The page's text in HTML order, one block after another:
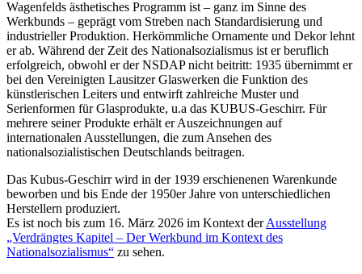
Wagenfelds ästhetisches Programm ist – ganz im Sinne des
Werkbunds – geprägt vom Streben nach Standardisierung und
industrieller Produktion. Herkömmliche Ornamente und Dekor lehnt
er ab. Während der Zeit des Nationalsozialismus ist er beruflich
erfolgreich, obwohl er der NSDAP nicht beitritt: 1935 übernimmt er
bei den Vereinigten Lausitzer Glaswerken die Funktion des
künstlerischen Leiters und entwirft zahlreiche Muster und
Serienformen für Glasprodukte, u.a das KUBUS-Geschirr. Für
mehrere seiner Produkte erhält er Auszeichnungen auf
internationalen Ausstellungen, die zum Ansehen des
nationalsozialistischen Deutschlands beitragen.
Das Kubus-Geschirr wird in der 1939 erschienenen Warenkunde
beworben und bis Ende der 1950er Jahre von unterschiedlichen
Herstellern produziert.
Es ist noch bis zum 16. März 2026 im Kontext derAusstellung
„Verdrängtes Kapitel – Der Werkbund im Kontext des
Nationalsozialismus“ zu sehen.